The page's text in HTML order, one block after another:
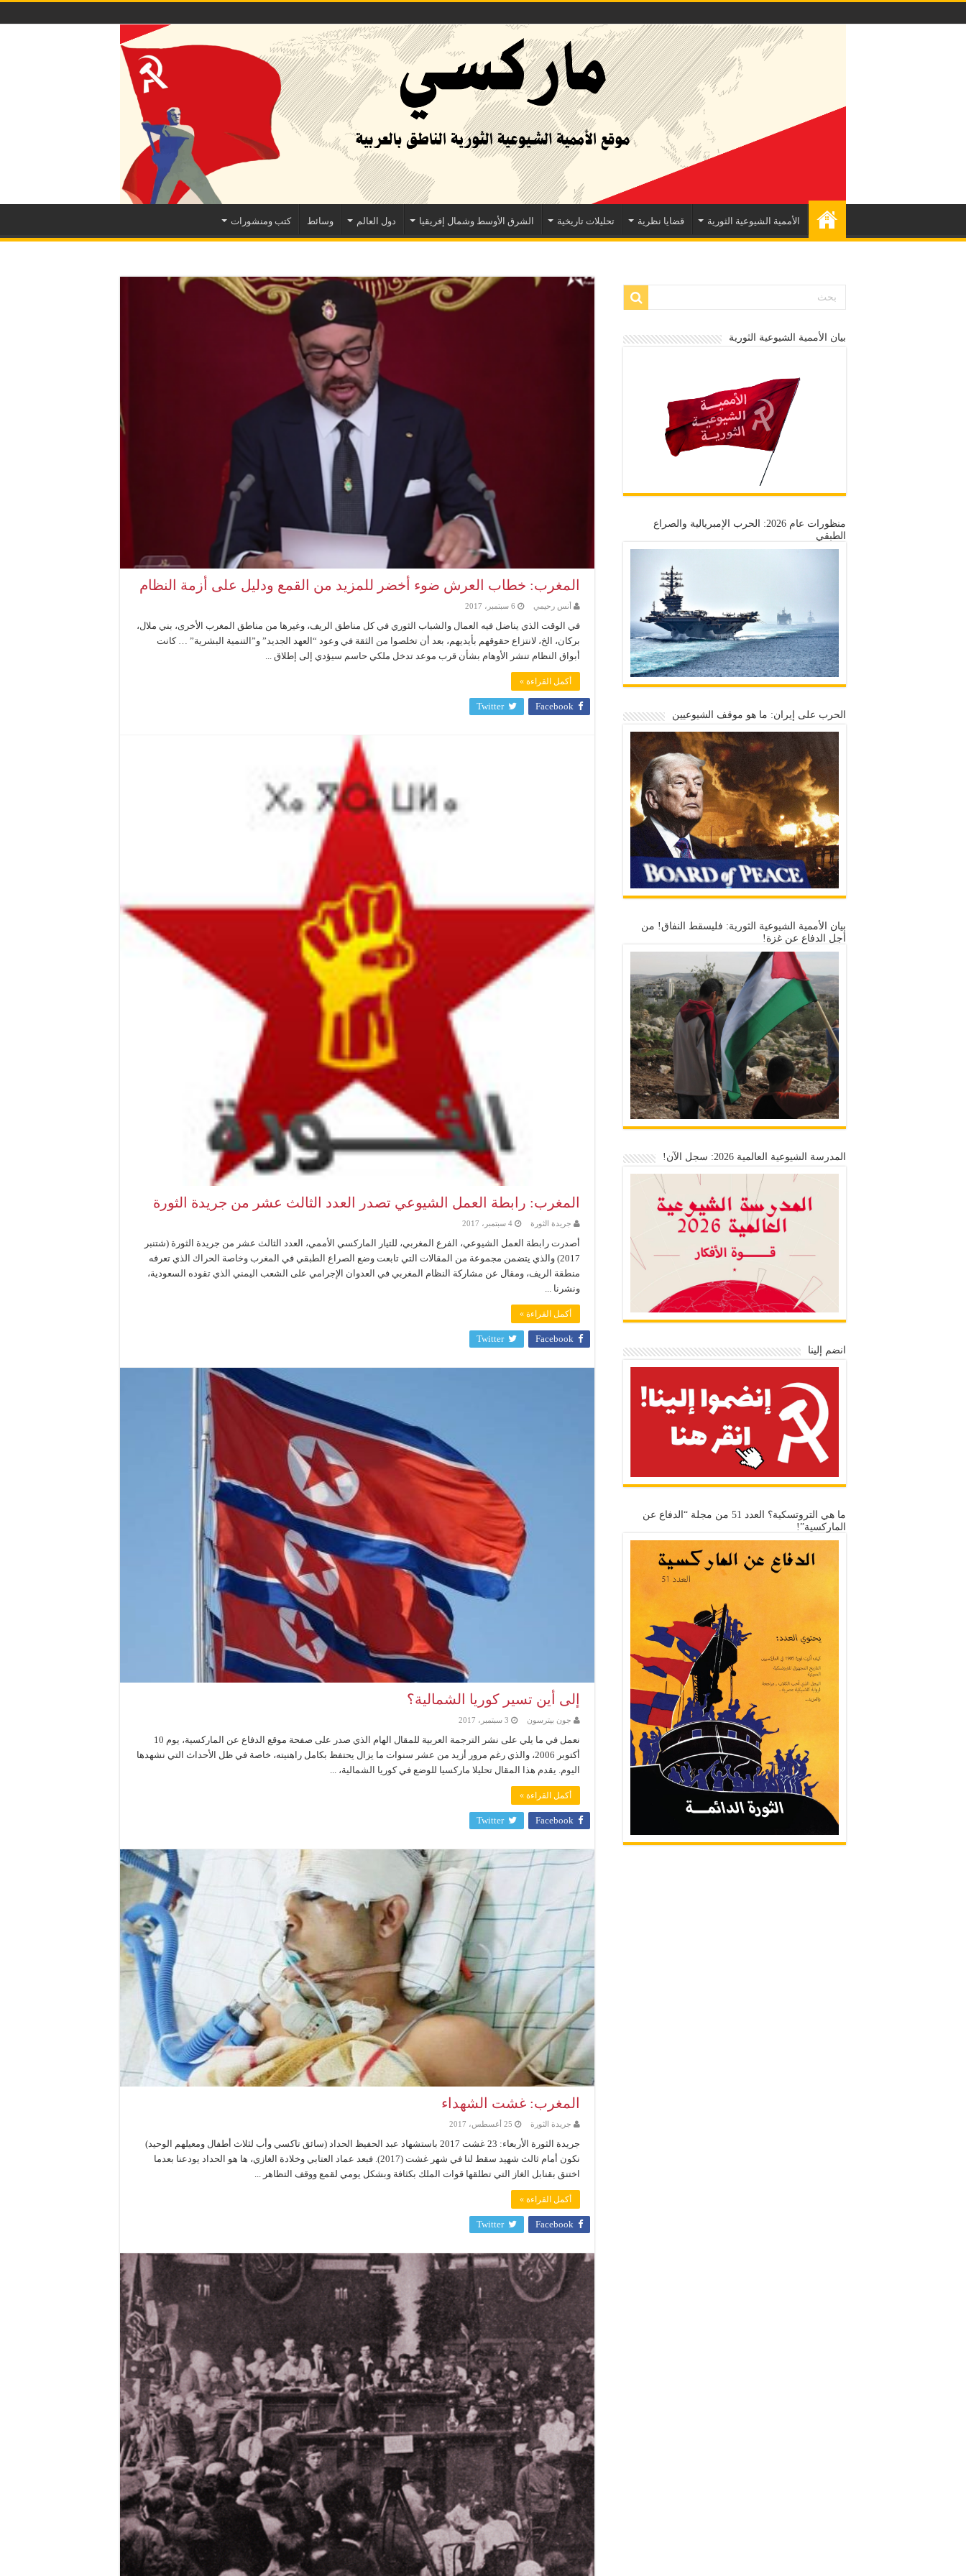
الأممية الشيوعية الثورية قضايا نظرية تحليلات تاريخية الشرق الأوسط وشمال إفريقيا دول العالم وسائط كتب ومنشورات
المغرب: خطاب العرش ضوء أخضر للمزيد من القمع ودليل على أزمة النظام
أنس رحيمي 6 سبتمبر، 2017
في الوقت الذي يناضل فيه العمال والشباب الثوري في كل مناطق الريف، وغيرها من مناطق المغرب الأخرى، بني ملال،
بركان، الخ، لانتزاع حقوقهم بأيديهم، بعد أن تخلصوا من الثقة في وعود “العهد الجديد” و”التنمية البشرية” … كانت
أبواق النظام تنشر الأوهام بشأن قرب موعد تدخل ملكي حاسم سيؤدي إلى إطلاق ...
أكمل القراءة »
Facebook
Twitter
المغرب: رابطة العمل الشيوعي تصدر العدد الثالث عشر من جريدة الثورة
جريدة الثورة 4 سبتمبر، 2017
أصدرت رابطة العمل الشيوعي، الفرع المغربي، للتيار الماركسي الأممي، العدد الثالث عشر من جريدة الثورة (شتنبر
2017) والذي يتضمن مجموعة من المقالات التي تابعت وضع الصراع الطبقي في المغرب وخاصة الحراك الذي تعرفه
منطقة الريف، ومقال عن مشاركة النظام المغربي في العدوان الإجرامي على الشعب اليمني الذي تقوده السعودية،
ونشرنا ...
أكمل القراءة »
Facebook
Twitter
إلى أين تسير كوريا الشمالية؟
جون بيترسون 3 سبتمبر، 2017
نعمل في ما يلي على نشر الترجمة العربية للمقال الهام الذي صدر على صفحة موقع الدفاع عن الماركسية، يوم 10
أكتوبر 2006، والذي رغم مرور أزيد من عشر سنوات ما يزال يحتفظ بكامل راهنيته، خاصة في ظل الأحداث التي نشهدها
اليوم. يقدم هذا المقال تحليلا ماركسيا للوضع في كوريا الشمالية، ...
أكمل القراءة »
Facebook
Twitter
المغرب: غشت الشهداء
جريدة الثورة 25 أغسطس، 2017
جريدة الثورة الأربعاء: 23 غشت 2017 باستشهاد عبد الحفيظ الحداد (سائق تاكسي وأب لثلاث أطفال ومعيلهم الوحيد)
نكون أمام ثالث شهيد سقط لنا في شهر غشت (2017). فبعد عماد العتابي وخلادة الغازي، ها هو الحداد يودعنا بعدما
اختنق بقنابل الغاز التي تطلقها قوات الملك بكثافة وبشكل يومي لقمع ووقف التظاهر ...
أكمل القراءة »
Facebook
Twitter
بيان الأممية الشيوعية الثورية
منظورات عام 2026: الحرب الإمبريالية والصراع
الطبقي
الحرب على إيران: ما هو موقف الشيوعيين
بيان الأممية الشيوعية الثورية: فليسقط النفاق! من
أجل الدفاع عن غزة!
المدرسة الشيوعية العالمية 2026: سجل الآن!
انضم إلينا
ما هي التروتسكية؟ العدد 51 من مجلة “الدفاع عن
الماركسية”!